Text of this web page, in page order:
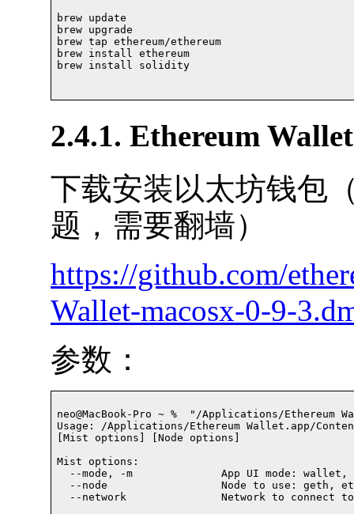
brew update
brew upgrade
brew tap ethereum/ethereum
brew install ethereum
brew install solidity
2.4.1. Ethereum Wallet
下载安装以太坊钱包
题，需要翻墙）
https://github.com/
Wallet-macosx-0-9-
参数：
neo@MacBook-Pro ~ %  "/Applications/Ethereum
Usage: /Applications/Ethereum Wallet.app/
[Mist options] [Node options]
Mist options:
--mode, -m              App UI mode:
--node                  Node to use: geth,
--network               Network to connect